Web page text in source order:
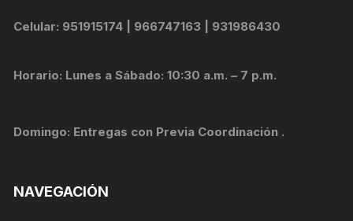
Celular: 951915174 | 966747163 | 931986430
Horario: Lunes a Sábado: 10:30 a.m. – 7 p.m.
Domingo: Entregas con Previa Coordinación .
NAVEGACIÓN